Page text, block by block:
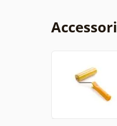
Accessori